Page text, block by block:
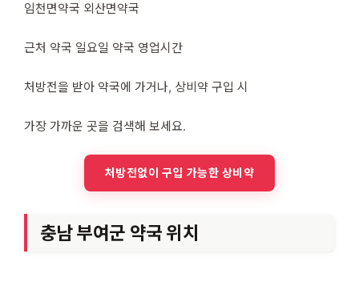
임천면약국 외산면약국
근처 약국 일요일 약국 영업시간
처방전을 받아 약국에 가거나, 상비약 구입 시
가장 가까운 곳을 검색해 보세요.
처방전없이 구입 가능한 상비약
충남 부여군 약국 위치